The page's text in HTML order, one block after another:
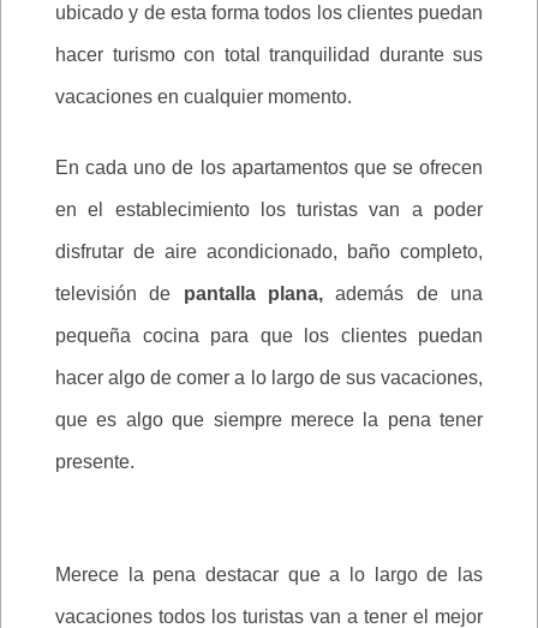
ubicado y de esta forma todos los clientes puedan
hacer turismo con total tranquilidad durante sus
vacaciones en cualquier momento.
En cada uno de los apartamentos que se ofrecen
en el establecimiento los turistas van a poder
disfrutar de aire acondicionado, baño completo,
televisión de pantalla plana, además de una
pequeña cocina para que los clientes puedan
hacer algo de comer a lo largo de sus vacaciones,
que es algo que siempre merece la pena tener
presente.
Merece la pena destacar que a lo largo de las
vacaciones todos los turistas van a tener el mejor